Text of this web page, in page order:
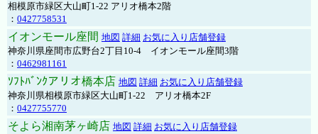
相模原市緑区大山町1-22 アリオ橋本2階
： 0427758531
イオンモール座間 地図 詳細 お気に入り店舗登録
神奈川県座間市広野台2丁目10-4 イオンモール座間3階
： 0462981161
ｿﾌﾄﾊﾞﾝｸアリオ橋本店 地図 詳細 お気に入り店舗登録
神奈川県相模原市緑区大山町1-22 アリオ橋本2F
： 0427755770
そよら湘南茅ヶ崎店 地図 詳細 お気に入り店舗登録